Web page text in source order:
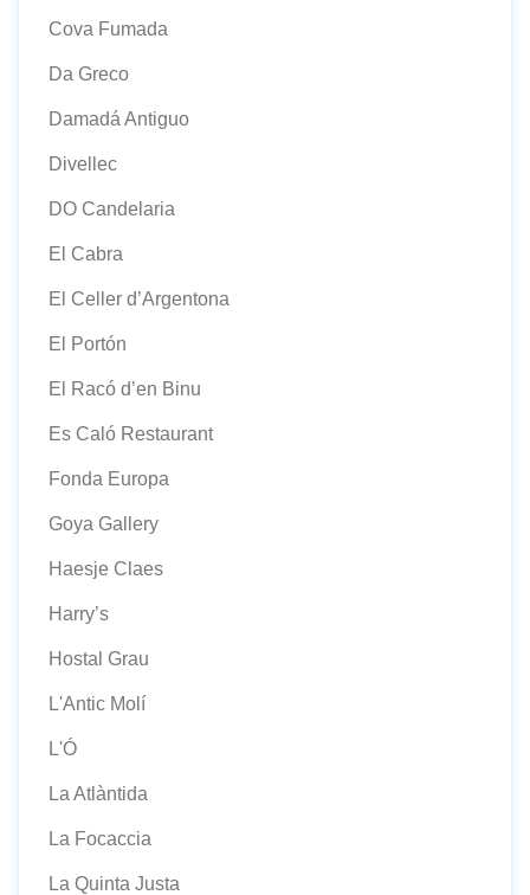
Cova Fumada
Da Greco
Damadá Antiguo
Divellec
DO Candelaria
El Cabra
El Celler d’Argentona
El Portón
El Racó d’en Binu
Es Caló Restaurant
Fonda Europa
Goya Gallery
Haesje Claes
Harry’s
Hostal Grau
L'Antic Molí
L'Ó
La Atlàntida
La Focaccia
La Quinta Justa